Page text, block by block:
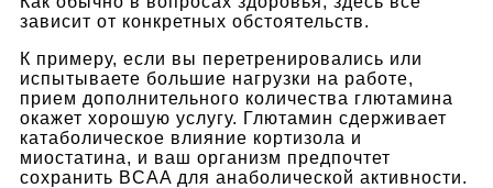
зависит от конкретных обстоятельств.
К примеру, если вы перетренировались или
испытываете большие нагрузки на работе,
прием дополнительного количества глютамина
окажет хорошую услугу. Глютамин сдерживает
катаболическое влияние кортизола и
миостатина, и ваш организм предпочтет
сохранить BCAA для анаболической активности.